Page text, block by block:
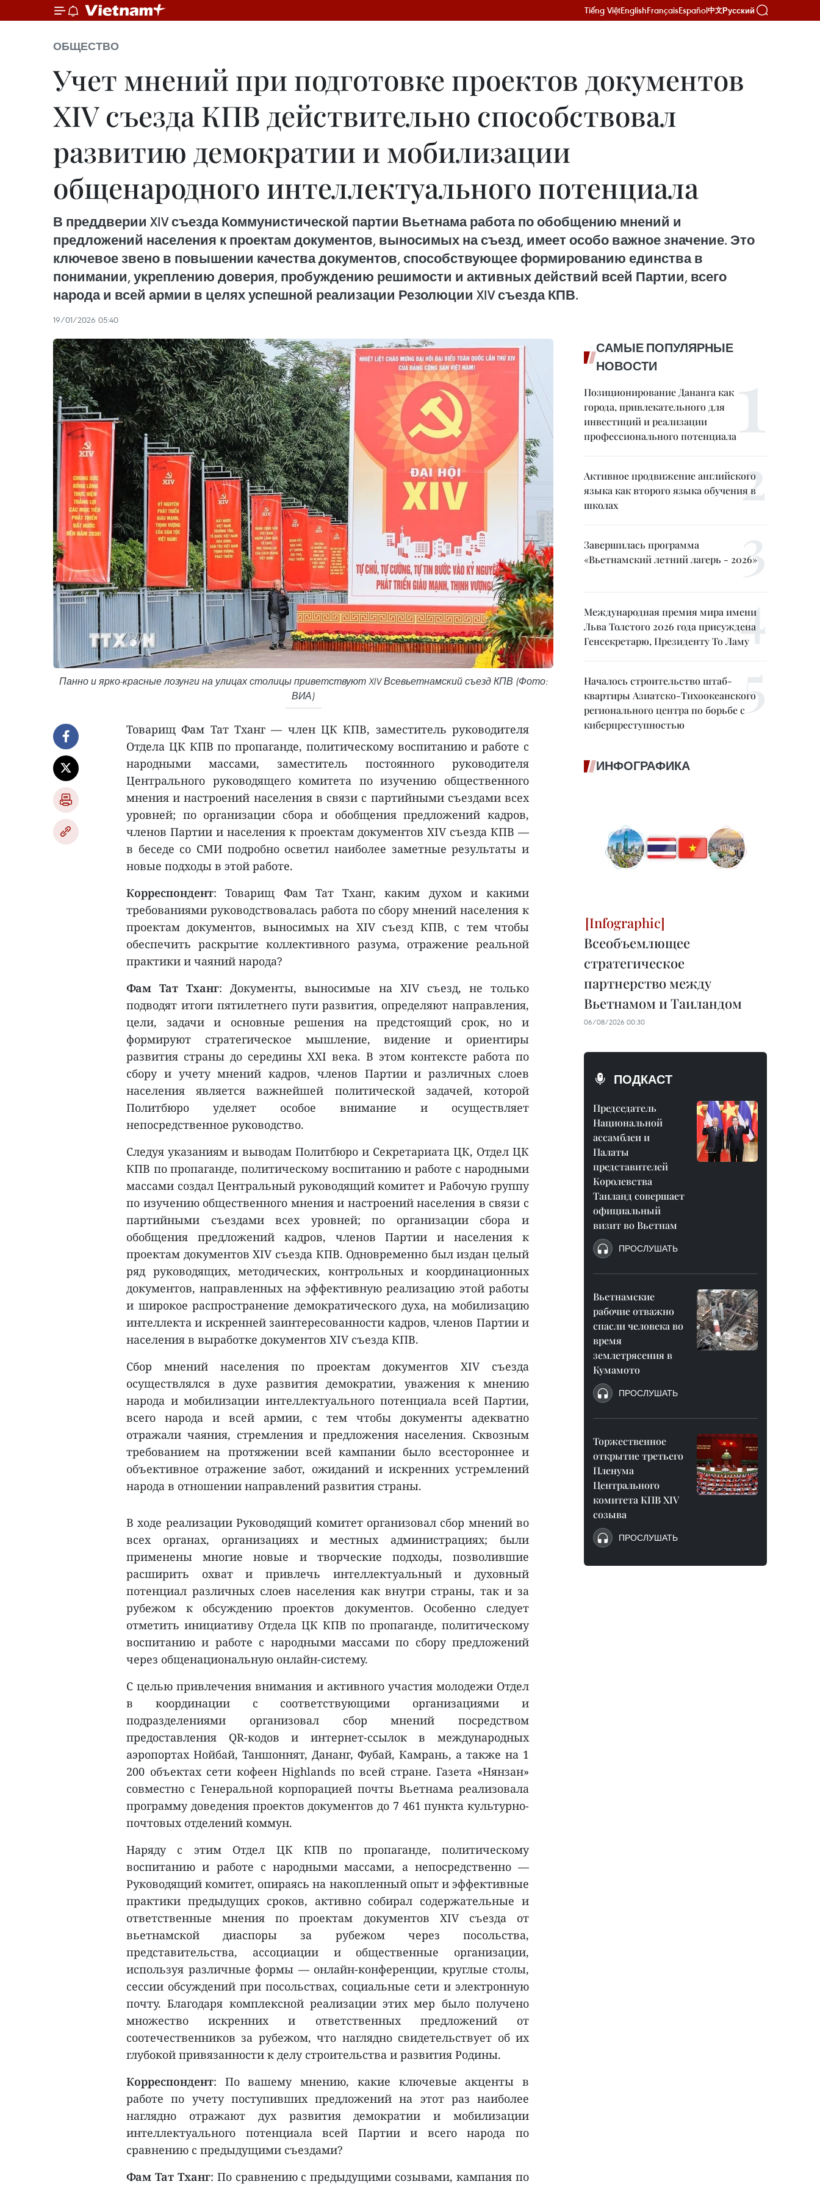
Tiếng ViệtEnglishFrançaisEspañol中文Русский
ОБЩЕСТВО
Учет мнений при подготовке проектов документов
XIV съезда КПВ действительно способствовал
развитию демократии и мобилизации
общенародного интеллектуального потенциала
В преддверии XIV съезда Коммунистической партии Вьетнама работа по обобщению мнений и
предложений населения к проектам документов, выносимых на съезд, имеет особо важное значение. Это
ключевое звено в повышении качества документов, способствующее формированию единства в
понимании, укреплению доверия, пробуждению решимости и активных действий всей Партии, всего
народа и всей армии в целях успешной реализации Резолюции XIV съезда КПВ.
19/01/2026 05:40
Панно и ярко-красные лозунги на улицах столицы приветствуют XIV Всевьетнамский съезд КПВ (Фото:
ВИА)
Товарищ Фам Тат Тханг — член ЦК КПВ, заместитель руководителя
Отдела ЦК КПВ по пропаганде, политическому воспитанию и работе с
народными массами, заместитель постоянного руководителя
Центрального руководящего комитета по изучению общественного
мнения и настроений населения в связи с партийными съездами всех
уровней; по организации сбора и обобщения предложений кадров,
членов Партии и населения к проектам документов XIV съезда КПВ —
в беседе со СМИ подробно осветил наиболее заметные результаты и
новые подходы в этой работе.
Корреспондент: Товарищ Фам Тат Тханг, каким духом и какими
требованиями руководствовалась работа по сбору мнений населения к
проектам документов, выносимых на XIV съезд КПВ, с тем чтобы
обеспечить раскрытие коллективного разума, отражение реальной
практики и чаяний народа?
Фам Тат Тханг: Документы, выносимые на XIV съезд, не только
подводят итоги пятилетнего пути развития, определяют направления,
цели, задачи и основные решения на предстоящий срок, но и
формируют стратегическое мышление, видение и ориентиры
развития страны до середины XXI века. В этом контексте работа по
сбору и учету мнений кадров, членов Партии и различных слоев
населения является важнейшей политической задачей, которой
Политбюро уделяет особое внимание и осуществляет
непосредственное руководство.
Следуя указаниям и выводам Политбюро и Секретариата ЦК, Отдел ЦК
КПВ по пропаганде, политическому воспитанию и работе с народными
массами создал Центральный руководящий комитет и Рабочую группу
по изучению общественного мнения и настроений населения в связи с
партийными съездами всех уровней; по организации сбора и
обобщения предложений кадров, членов Партии и населения к
проектам документов XIV съезда КПВ. Одновременно был издан целый
ряд руководящих, методических, контрольных и координационных
документов, направленных на эффективную реализацию этой работы
и широкое распространение демократического духа, на мобилизацию
интеллекта и искренней заинтересованности кадров, членов Партии и
населения в выработке документов XIV съезда КПВ.
Сбор мнений населения по проектам документов XIV съезда
осуществлялся в духе развития демократии, уважения к мнению
народа и мобилизации интеллектуального потенциала всей Партии,
всего народа и всей армии, с тем чтобы документы адекватно
отражали чаяния, стремления и предложения населения. Сквозным
требованием на протяжении всей кампании было всестороннее и
объективное отражение забот, ожиданий и искренних устремлений
народа в отношении направлений развития страны.
В ходе реализации Руководящий комитет организовал сбор мнений во
всех органах, организациях и местных администрациях; были
применены многие новые и творческие подходы, позволившие
расширить охват и привлечь интеллектуальный и духовный
потенциал различных слоев населения как внутри страны, так и за
рубежом к обсуждению проектов документов. Особенно следует
отметить инициативу Отдела ЦК КПВ по пропаганде, политическому
воспитанию и работе с народными массами по сбору предложений
через общенациональную онлайн-систему.
С целью привлечения внимания и активного участия молодежи Отдел
в координации с соответствующими организациями и
подразделениями организовал сбор мнений посредством
предоставления QR-кодов и интернет-ссылок в международных
аэропортах Нойбай, Таншоннят, Дананг, Фубай, Камрань, а также на 1
200 объектах сети кофеен Highlands по всей стране. Газета «Нянзан»
совместно с Генеральной корпорацией почты Вьетнама реализовала
программу доведения проектов документов до 7 461 пункта культурно-
почтовых отделений коммун.
Наряду с этим Отдел ЦК КПВ по пропаганде, политическому
воспитанию и работе с народными массами, а непосредственно —
Руководящий комитет, опираясь на накопленный опыт и эффективные
практики предыдущих сроков, активно собирал содержательные и
ответственные мнения по проектам документов XIV съезда от
вьетнамской диаспоры за рубежом через посольства,
представительства, ассоциации и общественные организации,
используя различные формы — онлайн-конференции, круглые столы,
сессии обсуждений при посольствах, социальные сети и электронную
почту. Благодаря комплексной реализации этих мер было получено
множество искренних и ответственных предложений от
соотечественников за рубежом, что наглядно свидетельствует об их
глубокой привязанности к делу строительства и развития Родины.
Корреспондент: По вашему мнению, какие ключевые акценты в
работе по учету поступивших предложений на этот раз наиболее
наглядно отражают дух развития демократии и мобилизации
интеллектуального потенциала всей Партии и всего народа по
сравнению с предыдущими съездами?
Фам Тат Тханг: По сравнению с предыдущими созывами, кампания по
САМЫЕ ПОПУЛЯРНЫЕ
НОВОСТИ
Позиционирование Дананга как
города, привлекательного для
инвестиций и реализации
профессионального потенциала
Активное продвижение английского
языка как второго языка обучения в
школах
Завершилась программа
«Вьетнамский летний лагерь - 2026»
Международная премия мира имени
Льва Толстого 2026 года присуждена
Генсекретарю, Президенту То Ламу
Началось строительство штаб-
квартиры Азиатско-Тихоокеанского
регионального центра по борьбе с
киберпреступностью
ИНФОГРАФИКА
Всеобъемлющее
стратегическое
партнерство между
Вьетнамом и Таиландом
06/08/2026 00:30
ПОДКАСТ
Председатель
Национальной
ассамблеи и
Палаты
представителей
Королевства
Таиланд совершает
официальный
визит во Вьетнам
ПРОСЛУШАТЬ
Вьетнамские
рабочие отважно
спасли человека во
время
землетрясения в
Кумамото
ПРОСЛУШАТЬ
Торжественное
открытие третьего
Пленума
Центрального
комитета КПВ XIV
созыва
ПРОСЛУШАТЬ